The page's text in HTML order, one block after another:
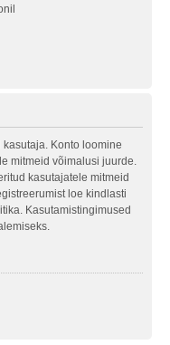
Konto loomine
mitmeid võimalusi juurde.
kasutajatele mitmeid
loe kindlasti
Kasutamistingimused